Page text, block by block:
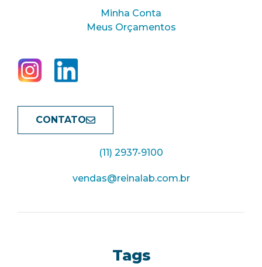
Minha Conta
Meus Orçamentos
CONTATO
(11) 2937-9100
vendas@reinalab.com.br
Tags